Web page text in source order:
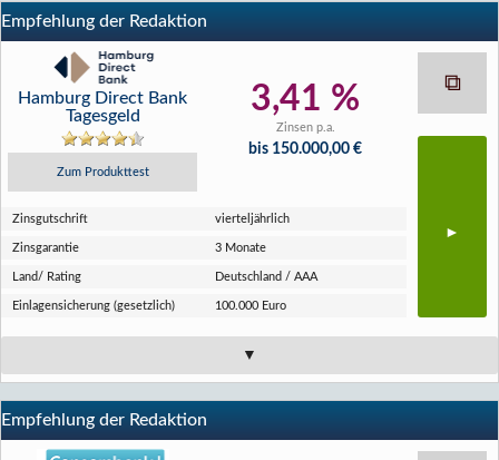
Empfehlung der Redaktion
Hamburg Direct Bank
Tagesgeld
Zum Produkttest
3,41 %
Zinsen p.a.
bis 150.000,00 €
Zins­gutschrift vierteljährlich
Zins­garantie 3 Monate
Land/ Rating Deutschland / AAA
Einlagen­sicherung (gesetzlich) 100.000 Euro
Empfehlung der Redaktion